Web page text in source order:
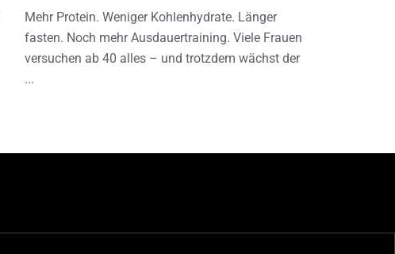
Mehr Protein. Weniger Kohlenhydrate. Länger
fasten. Noch mehr Ausdauertraining. Viele Frauen
versuchen ab 40 alles – und trotzdem wächst der